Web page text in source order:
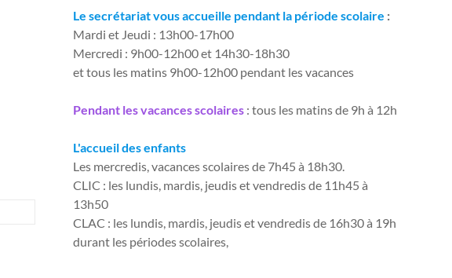
Le secrétariat vous accueille pendant la période scolaire :
Mardi et Jeudi : 13h00-17h00
Mercredi : 9h00-12h00 et 14h30-18h30
et tous les matins 9h00-12h00 pendant les vacances
Pendant les vacances scolaires : tous les matins de 9h à 12h
L'accueil des enfants
Les mercredis, vacances scolaires de 7h45 à 18h30.
CLIC : les lundis, mardis, jeudis et vendredis de 11h45 à
13h50
CLAC : les lundis, mardis, jeudis et vendredis de 16h30 à 19h
durant les périodes scolaires,